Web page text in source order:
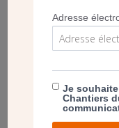
l’espoir de voir
Vous permettez
églises des
Vous prenez
vous, et dans
Vous aidez les
l’inflation et à
Adresse
Je
Chantiers